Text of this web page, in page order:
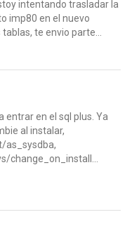
intentando trasladar la
imp80 en el nuevo
te envio parte...
entrar en el sql plus. Ya
al instalar,
as_sysdba,
change_on_install...